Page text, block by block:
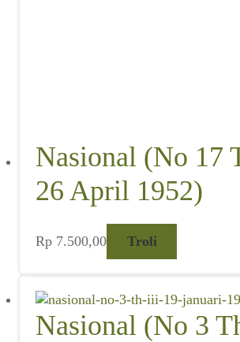
Nasional (No 17
26 April 1952)
Rp 7.500,00 Troli
Nasional (No 3